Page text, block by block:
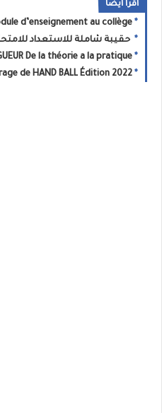
اقرا ايضا
module d’enseignement au collège
حقيبة شاملة للاستعداد
De la théorie a la pratique
de HAND BALL Édition 2022